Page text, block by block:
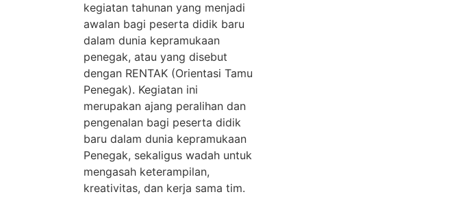
kegiatan tahunan yang menjadi
awalan bagi peserta didik baru
dalam dunia kepramukaan
penegak, atau yang disebut
dengan RENTAK (Orientasi Tamu
Penegak). Kegiatan ini
merupakan ajang peralihan dan
pengenalan bagi peserta didik
baru dalam dunia kepramukaan
Penegak, sekaligus wadah untuk
mengasah keterampilan,
kreativitas, dan kerja sama tim.